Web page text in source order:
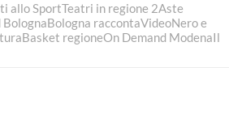
allo SportTeatri in regione 2Aste
raccontaVideoNero e
regioneOn Demand ModenaIl